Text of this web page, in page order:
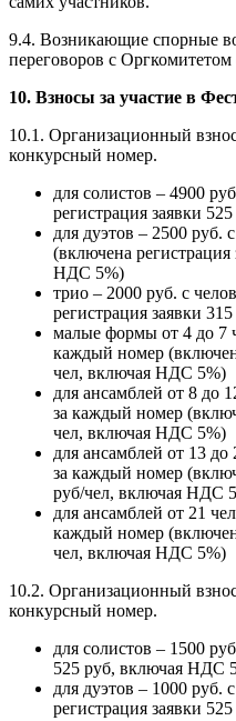
9.4. Возникающие спорные
переговоров с
10. Взносы за участие в
10.1. Организационный
конкурсный номер.
для солистов – 4900
регистрация заявки
для дуэтов – 2500 руб.
(включена
НДС 5%)
трио – 2000 руб. с
регистрация заявки
малые формы от 4 до 7
каждый номер
чел, включая НДС 5%)
для ансамблей от 8 до
за каждый номер
чел, включая НДС 5%)
для ансамблей от 13 до
за каждый номер
руб/чел, включая НДС
для ансамблей от 21
каждый номер
чел, включая НДС 5%)
10.2. Организационный
конкурсный номер.
для солистов – 1500
525 руб, включая НДС
для дуэтов – 1000 руб.
регистрация заявки